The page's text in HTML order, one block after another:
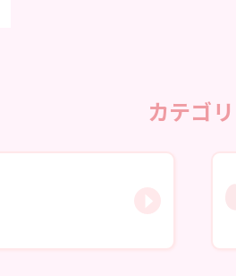
カテゴリ